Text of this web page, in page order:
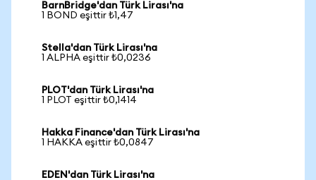
BarnBridge'dan Türk Lirası'na
1 BOND eşittir ₺1,47
Stella'dan Türk Lirası'na
1 ALPHA eşittir ₺0,0236
PLOT'dan Türk Lirası'na
1 PLOT eşittir ₺0,1414
Hakka Finance'dan Türk Lirası'na
1 HAKKA eşittir ₺0,0847
EDEN'dan Türk Lirası'na